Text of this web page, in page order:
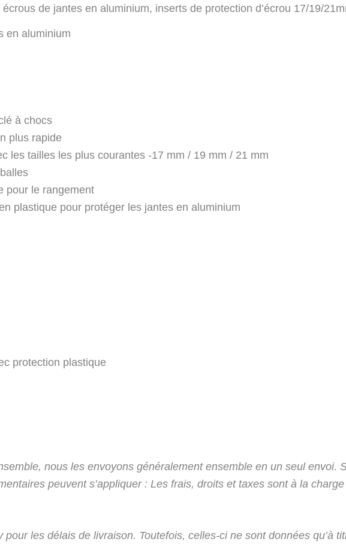
de jantes en aluminium, inserts de protection d’écrou 17/19/
en aluminium
à chocs
plus rapide
les tailles les plus courantes -17 mm / 19 mm / 21 mm
pour le rangement
plastique pour protéger les jantes en aluminium
protection plastique
nous les envoyons généralement ensemble en un seul envoi.
peuvent s’appliquer : Les frais, droits et taxes sont à la charge
les délais de livraison. Toutefois, celles-ci ne sont données qu’à